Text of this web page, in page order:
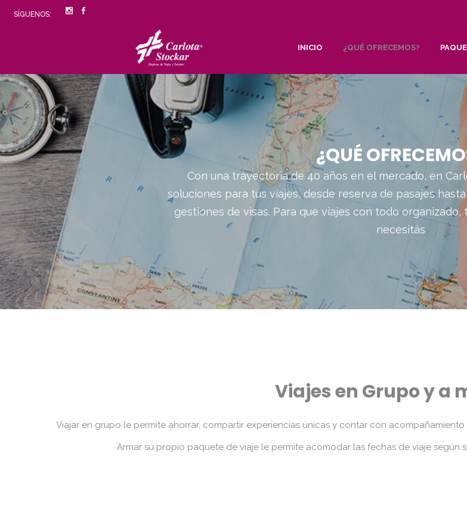
SÍGUENOS:
INICIO ¿QUÉ OFRECEMOS?
¿QUÉ
Con una trayectoria de 40 años en el mercado, en
soluciones para tus viajes, desde reserva de pasajes
gestiones de visas. Para que viajes con todo
necesitás
Viajes en Grupo y a
Viajar en grupo le permite ahorrar, compartir experiencias únicas y contar con
Armar su propio paquete de viaje le permite acomodar las fechas de viaje según